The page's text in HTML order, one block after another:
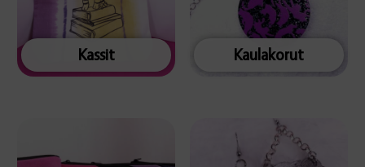
Kassit Kaulakorut